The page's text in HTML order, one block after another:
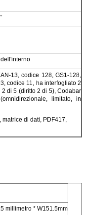
13, codice 128, GS1-128,
codice 11, ha interfogliato 2
di 5 (diritto 2 di 5), Codabar
limitato, in
matrice di dati, PDF417,
millimetro * W151.5mm